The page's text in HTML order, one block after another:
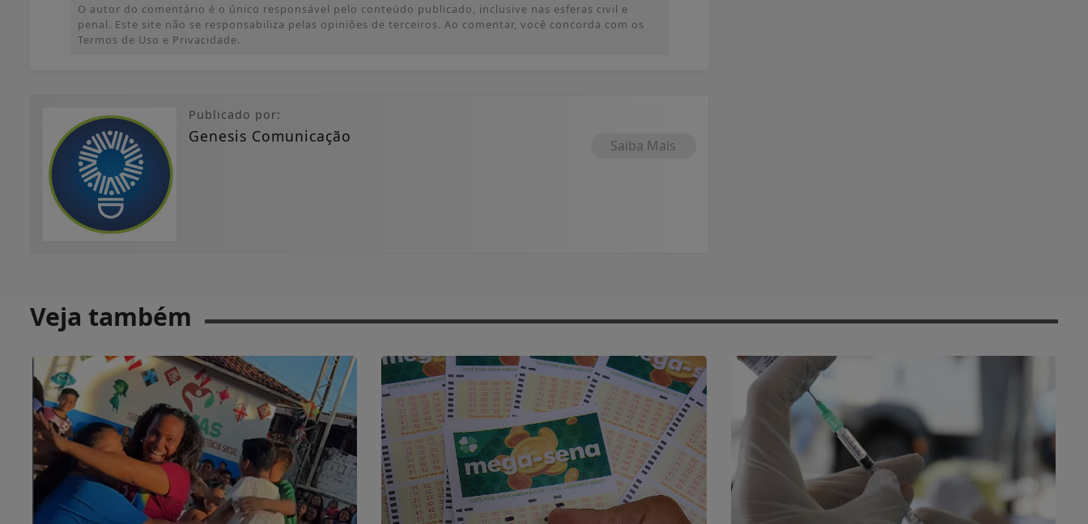
O autor do comentário é o único responsável pelo conteúdo publicado, inclusive nas esferas civil e
penal. Este site não se responsabiliza pelas opiniões de terceiros. Ao comentar, você concorda com os
Termos de Uso e Privacidade.
Publicado por:
Genesis Comunicação Saiba Mais
Veja também